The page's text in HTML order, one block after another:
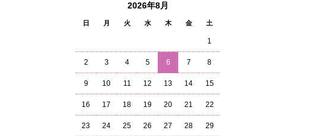
2026年8月
日 月 火 水 木 金 土
1
2 3 4 5 6 7 8
9 10 11 12 13 14 15
16 17 18 19 20 21 22
23 24 25 26 27 28 29